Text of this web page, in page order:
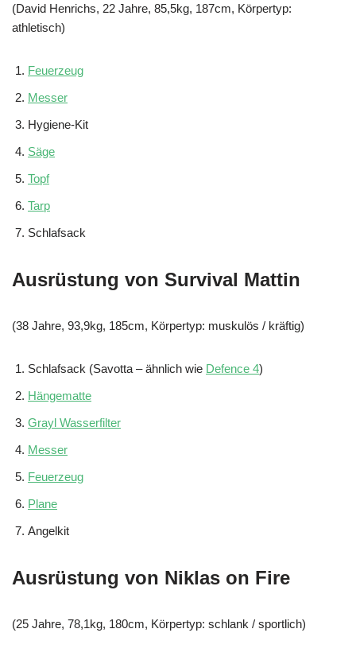
(David Henrichs, 22 Jahre, 85,5kg, 187cm, Körpertyp:
athletisch)
Feuerzeug
Messer
Hygiene-Kit
Säge
Topf
Tarp
Schlafsack
Ausrüstung von Survival Mattin
(38 Jahre, 93,9kg, 185cm, Körpertyp: muskulös / kräftig)
Schlafsack (Savotta – ähnlich wie Defence 4)
Hängematte
Grayl Wasserfilter
Messer
Feuerzeug
Plane
Angelkit
Ausrüstung von Niklas on Fire
(25 Jahre, 78,1kg, 180cm, Körpertyp: schlank / sportlich)